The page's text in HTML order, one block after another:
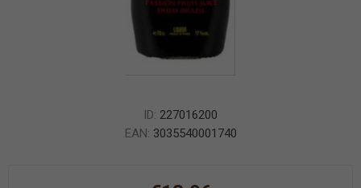
ID: 227016200
EAN: 3035540001740